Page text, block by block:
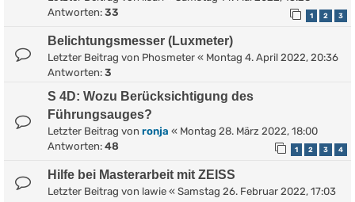
Antworten: 33 1 2 3
Belichtungsmesser (Luxmeter)
Letzter Beitrag von Phosmeter « Montag 4. April 2022, 20:36
Antworten: 3
S 4D: Wozu Berücksichtigung des
Führungsauges?
Letzter Beitrag von ronja « Montag 28. März 2022, 18:00
Antworten: 48 1 2 3 4
Hilfe bei Masterarbeit mit ZEISS
Letzter Beitrag von lawie « Samstag 26. Februar 2022, 17:03